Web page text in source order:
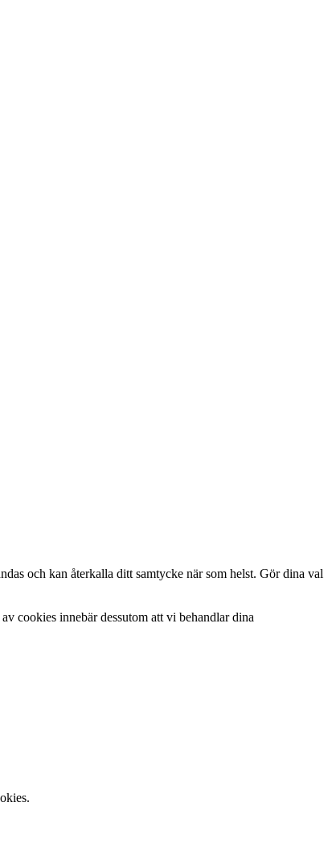
och kan återkalla ditt samtycke när som helst. Gör dina val
cookies innebär dessutom att vi behandlar dina